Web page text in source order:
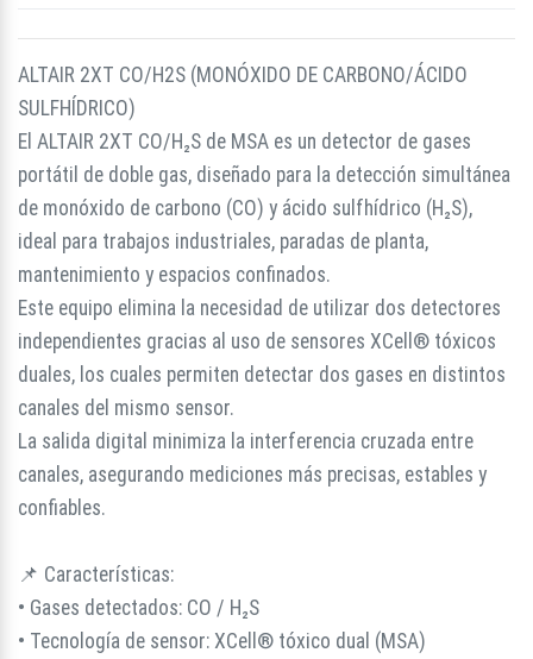
ALTAIR 2XT CO/H2S (MONÓXIDO DE CARBONO/ÁCIDO
SULFHÍDRICO)
El ALTAIR 2XT CO/H₂S de MSA es un detector de gases
portátil de doble gas, diseñado para la detección simultánea
de monóxido de carbono (CO) y ácido sulfhídrico (H₂S),
ideal para trabajos industriales, paradas de planta,
mantenimiento y espacios confinados.
Este equipo elimina la necesidad de utilizar dos detectores
independientes gracias al uso de sensores XCell® tóxicos
duales, los cuales permiten detectar dos gases en distintos
canales del mismo sensor.
La salida digital minimiza la interferencia cruzada entre
canales, asegurando mediciones más precisas, estables y
confiables.
📌 Características:
• Gases detectados: CO / H₂S
• Tecnología de sensor: XCell® tóxico dual (MSA)